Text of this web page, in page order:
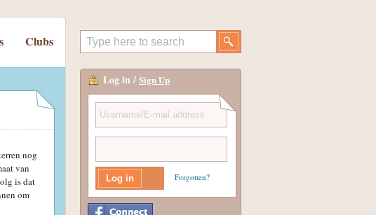
Clubs
nog
van
is dat
om
Log in / Sign Up
Forgotten?